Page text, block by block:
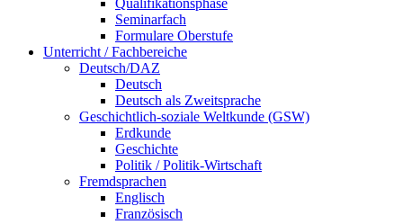
Qualifikationsphase
Seminarfach
Formulare Oberstufe
Unterricht / Fachbereiche
Deutsch/DAZ
Deutsch
Deutsch als Zweitsprache
Geschichtlich-soziale Weltkunde (GSW)
Erdkunde
Geschichte
Politik / Politik-Wirtschaft
Fremdsprachen
Englisch
Französisch